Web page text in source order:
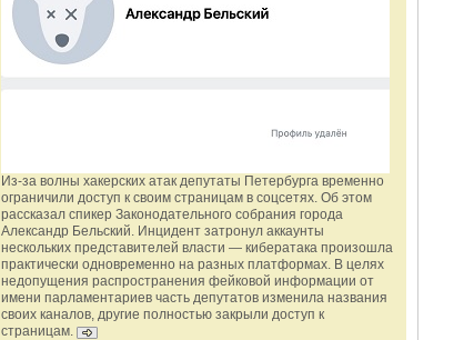
Из‑за волны хакерских атак депутаты Петербурга временно
ограничили доступ к своим страницам в соцсетях. Об этом
рассказал спикер Законодательного собрания города
Александр Бельский. Инцидент затронул аккаунты
нескольких представителей власти — кибератака произошла
практически одновременно на разных платформах. В целях
недопущения распространения фейковой информации от
имени парламентариев часть депутатов изменила названия
своих каналов, другие полностью закрыли доступ к
страницам.